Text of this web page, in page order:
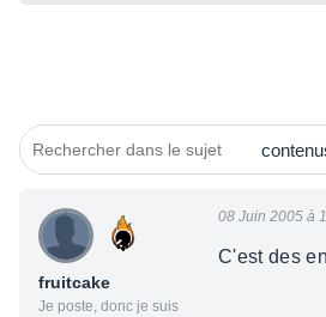
fruitcake
Je poste, donc je suis
08 Juin 2005 à
C'est des